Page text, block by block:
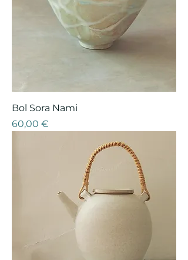
Bol Sora Nami
Prix
60,00 €